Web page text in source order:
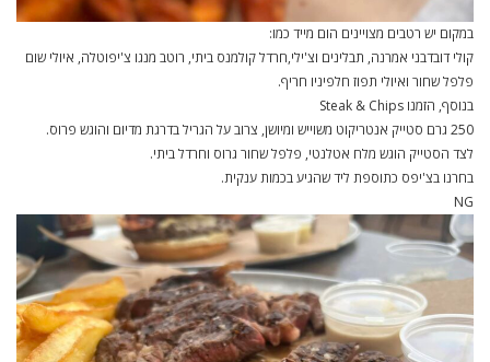
במקום יש רטבים מצויינים הום מייד כמו:
קולי דובדבני אמרנה, תבלינים וצ'ילי,חרדל קולמנס ביתי, רוטב מנגו צ'יפוטלה, איולי שום
פלפל שחור ואיולי תפוז חלפיניו חריף.
בנוסף, הזמנו Steak & Chips
250 גרם סטייק אנטריקוט משוייש ומיושן, צרוב על הגריל בדרגת מדיום והוגש פרוס.
לצד הסטייק הוגש מלח אטלנטי, פלפל שחור גרוס וחרדל ביתי.
בחרנו בצ'יפס כתוספת ליד שהגיע בכמות ענקית.
NG